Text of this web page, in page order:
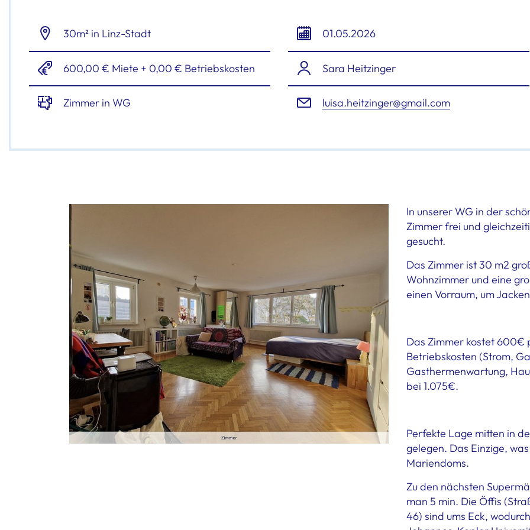
30m² in Linz-Stadt
600,00 € Miete + 0,00 € Betriebskosten
Zimmer in WG
01.05.2026
Sara Heitzinger
luisa.heitzinger@gmail.com
In unserer WG in der
Zimmer frei und
gesucht.
Das Zimmer ist 30 m2
Wohnzimmer und eine
einen Vorraum, um
Das Zimmer kostet 600€
Betriebskosten (Strom,
Gasthermenwartung,
bei 1.075€.
Perfekte Lage mitten in
gelegen. Das Einzige,
Mariendoms.
Zu den nächsten
man 5 min. Die Öffis
46) sind ums Eck,